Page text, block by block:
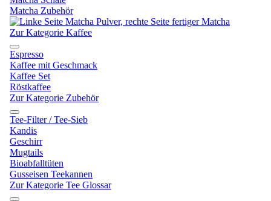
Matcha Zubehör
Zur Kategorie Kaffee
Espresso
Kaffee mit Geschmack
Kaffee Set
Röstkaffee
Zur Kategorie Zubehör
Tee-Filter / Tee-Sieb
Kandis
Geschirr
Mugtails
Bioabfalltüten
Gusseisen Teekannen
Zur Kategorie Tee Glossar